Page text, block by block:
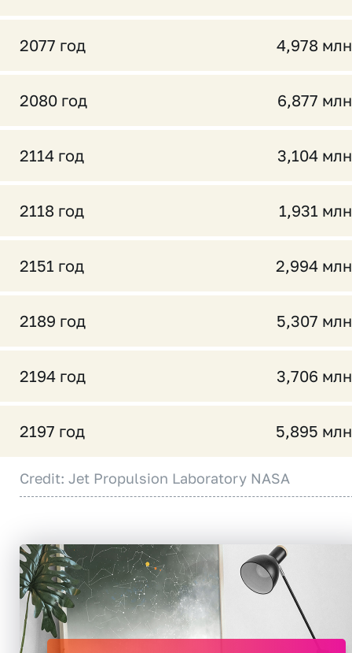
2077 год 4,978
2080 год 6,877
2114 год 3,104
2118 год 1,931
2151 год 2,994
2189 год 5,307
2194 год 3,706
2197 год 5,895
Credit: Jet Propulsion Laboratory NASA